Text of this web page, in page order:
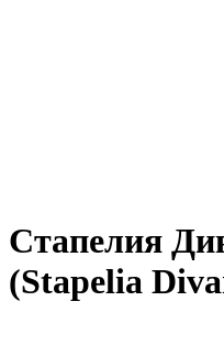
Стапелия
(Stapelia